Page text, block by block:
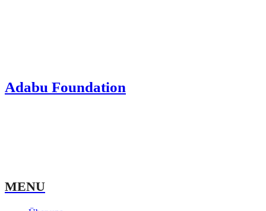
Adabu Foundation
MENU